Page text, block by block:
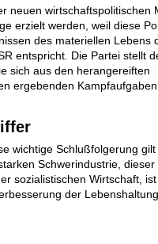
neuen wirtschaftspolitischen
erzielt werden, weil diese
des materiellen Lebens
entspricht. Die Partei stellt
sich aus den herangereiften
ergebenden
wichtige Schlußfolgerung
Schwerindustrie,
sozialistischen Wirtschaft,
der